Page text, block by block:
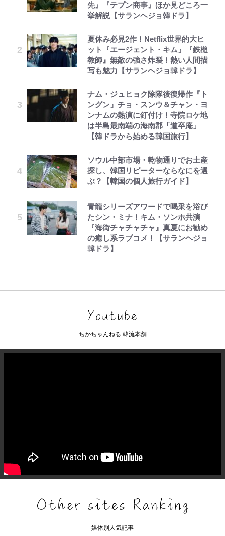
先』『テプン商事』ほか見どころ一
挙解説【サランヘジョ韓ドラ】
夏休み必見2作！Netflix世界的大ヒ
ット『エージェント・キム』『鉄槌
教師』無敵の強さ炸裂！熱い人間描
写も魅力【サランヘジョ韓ドラ】
ナム・ジュヒョク除隊後復帰作『ト
ングン』チョ・スンウ＆チャン・ヨ
ンナムの熱演に釘付け！寺院ロケ地
は半島最南端の海南郡「道卒庵」
【韓ドラから始める韓国旅行】
ソウル中部市場・乾物通りでお土産
探し、韓国リピーターならなにを選
ぶ？【韓国の個人旅行ガイド】
青龍シリーズアワードで喝采を浴び
たシン・ミナ！キム・ソンホ共演
『海街チャチャチャ』真夏にお勧め
の癒し系ラブコメ！【サランヘジョ
韓ドラ】
ちかちゃんねる 韓流本舗
媒体別人気記事